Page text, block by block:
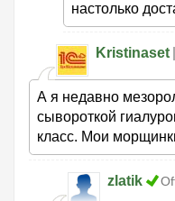
настолько
Kristinaset
А я недавно
сывороткой
класс. Мои
zlatik